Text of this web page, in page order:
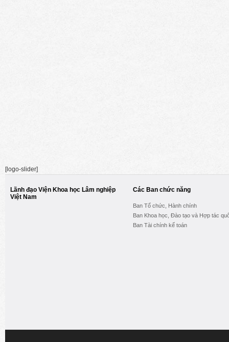
[logo-slider]
Lãnh đạo Viện Khoa học Lâm nghiệp
Việt Nam
Các Ban chức năng
Ban Tổ chức, Hành chính
Ban Khoa học, Đào tạo và Hợp tác
Ban Tài chính kế toán